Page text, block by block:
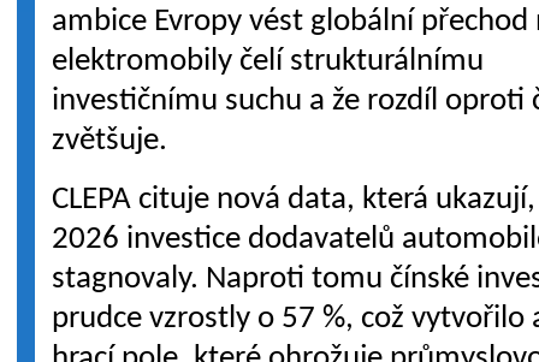
ambice Evropy vést globální přechod
elektromobily čelí strukturálnímu
investičnímu suchu a že rozdíl oproti
zvětšuje.
CLEPA cituje nová data, která
2026 investice dodavatelů
stagnovaly. Naproti tomu čínské
prudce vzrostly o 57 %, což vytvořilo